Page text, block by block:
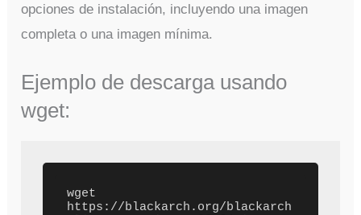
opciones de instalación, incluyendo una imagen
completa o una imagen mínima.
Ejemplo de descarga usando
wget:
wget
https://blackarch.org/blackarch